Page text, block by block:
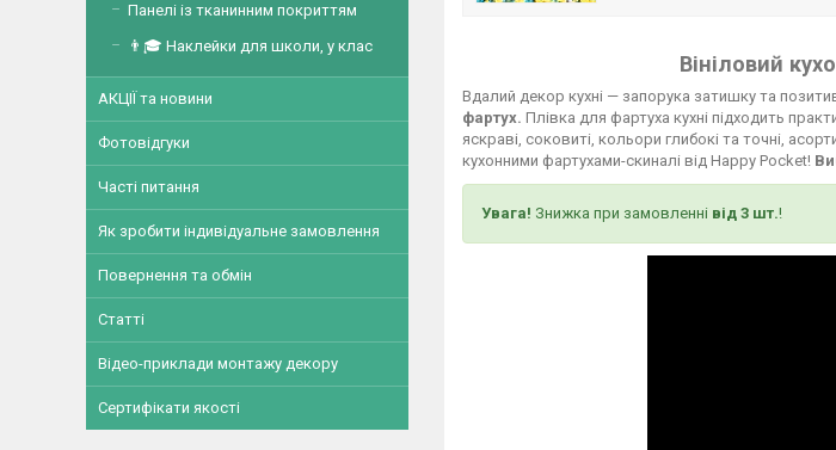
Вініловий
Вдалий декор кухні — запорука затишку та
фартух. Плівка для фартуха кухні підходить
яскраві, соковиті, кольори глибокі та точні,
кухонними фартухами-скиналі від Happy Pocket!
Увага! Знижка при замовленні від 3 шт.!
Панелі із тканинним покриттям
👨🎓 Наклейки для школи, у клас
АКЦІЇ та новини
Фотовідгуки
Часті питання
Як зробити індивідуальне замовлення
Повернення та обмін
Статті
Відео-приклади монтажу декору
Сертифікати якості